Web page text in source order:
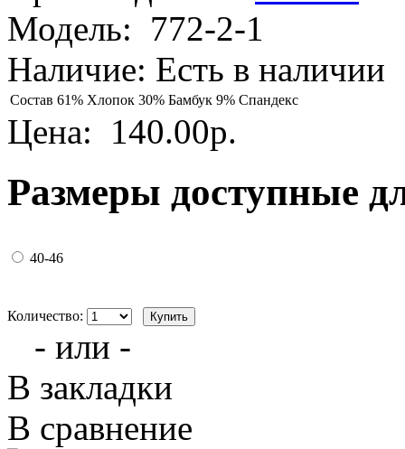
Модель: 772-2-1
Наличие: Есть в наличии
Состав 61% Хлопок 30% Бамбук 9% Спандекс
Цена: 140.00р.
Размеры доступные
40-46
Количество:
- или -
В закладки
В сравнение